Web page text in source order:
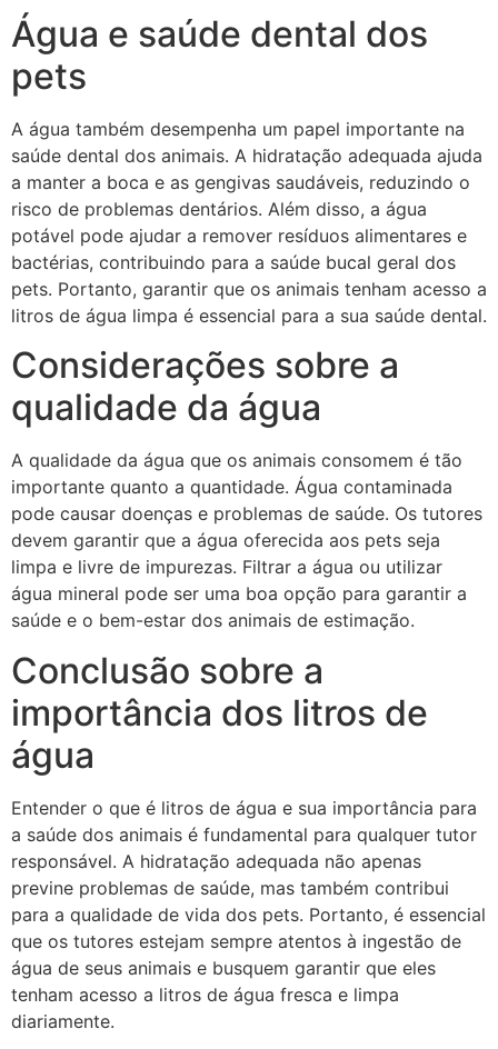
Água e saúde dental dos
pets
A água também desempenha um papel importante na
saúde dental dos animais. A hidratação adequada ajuda
a manter a boca e as gengivas saudáveis, reduzindo o
risco de problemas dentários. Além disso, a água
potável pode ajudar a remover resíduos alimentares e
bactérias, contribuindo para a saúde bucal geral dos
pets. Portanto, garantir que os animais tenham acesso a
litros de água limpa é essencial para a sua saúde dental.
Considerações sobre a
qualidade da água
A qualidade da água que os animais consomem é tão
importante quanto a quantidade. Água contaminada
pode causar doenças e problemas de saúde. Os tutores
devem garantir que a água oferecida aos pets seja
limpa e livre de impurezas. Filtrar a água ou utilizar
água mineral pode ser uma boa opção para garantir a
saúde e o bem-estar dos animais de estimação.
Conclusão sobre a
importância dos litros de
água
Entender o que é litros de água e sua importância para
a saúde dos animais é fundamental para qualquer tutor
responsável. A hidratação adequada não apenas
previne problemas de saúde, mas também contribui
para a qualidade de vida dos pets. Portanto, é essencial
que os tutores estejam sempre atentos à ingestão de
água de seus animais e busquem garantir que eles
tenham acesso a litros de água fresca e limpa
diariamente.